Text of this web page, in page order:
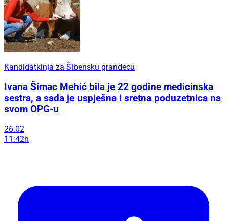
Kandidatkinja za Šibensku grandecu
Ivana Šimac Mehić bila je 22 godine medicinska
sestra, a sada je uspješna i sretna poduzetnica na
svom OPG-u
26.02
11:42h